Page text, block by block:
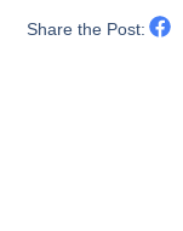
Share the Post: